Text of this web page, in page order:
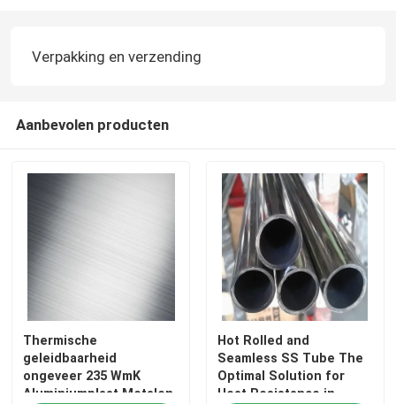
Verpakking en verzending
Aanbevolen producten
Thermische
geleidbaarheid
ongeveer 235 WmK
Aluminiumplaat Metalen
Hot Rolled and
Seamless SS Tube The
Optimal Solution for
Heat Resistance in